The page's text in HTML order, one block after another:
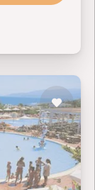
Belvedere